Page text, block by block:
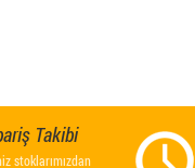
Takibi
stoklarımızdan